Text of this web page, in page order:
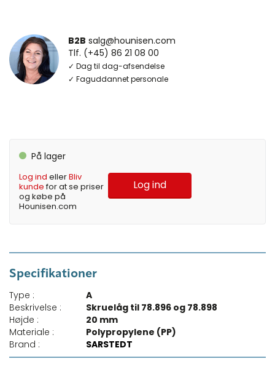
B2B salg@hounisen.com
Tlf. (+45) 86 21 08 00
✓ Dag til dag-afsendelse
✓ Faguddannet personale
På lager
Log ind ellerBliv
kundefor at se priser
og købe på
Hounisen.com
Log ind
Specifikationer
Type :
A
Beskrivelse :
Skruelåg til 78.896 og 78.898
Højde :
20 mm
Materiale :
Polypropylene (PP)
Brand :
SARSTEDT